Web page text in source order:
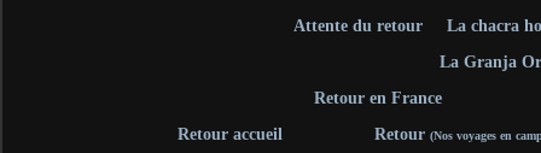
Attente du retour
La chacra
La Granja
Retour en France
Retour accueil
Retour (Nos voyages en